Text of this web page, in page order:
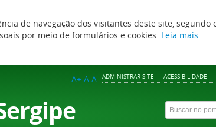
de navegação dos visitantes deste site,
por meio de formulários e cookies. Leia mais
ADMINISTRAR SITE ACESSIBILIDADE -
A+ A A-